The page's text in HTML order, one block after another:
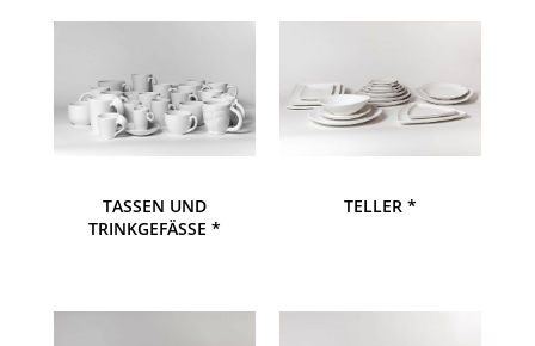
TASSEN UND
TRINKGEFÄSSE *
TELLER *